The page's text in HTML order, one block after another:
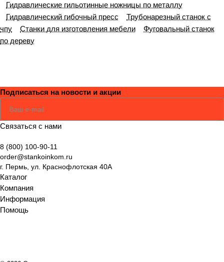
строительных площадках, на производстве, в быту.
Особенности - оболочка соответствует классу
защиты IP23, поэтому вода и твердые частицы не
повредят двигатель и
компенсации напряжения делает инверторы
устойчивыми к колебаниям в электросети в
оснащаются системой контроля пламени, что
регулировке мощности можно сэкономить до 50%
электроэнергии. Корпус покрывается экологически
чистой краской, не содержащей свинца.Плиткорезы.
Производством оборудования для нарезания плитки
и камня компания Fubag занимается уже более 30
лет. Профессиональные станки с массивным столом
Гидравлические гильотинные ножницы по металлу
Гидравлический гибочный пресс
Трубонарезный станок с
чпу
Станки для изготовления мебели
Фуговальный станок
по дереву
Подписаться на новости и акции
Связаться с нами
8 (800) 100-90-11
order@stankoinkom.ru
г. Пермь, ул. Краснофлотская 40А
Каталог
Компания
Информация
Помощь